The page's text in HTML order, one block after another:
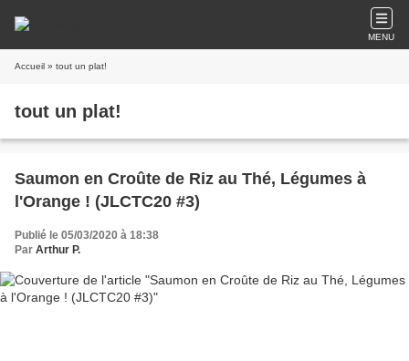
MENU
Accueil » tout un plat!
tout un plat!
Saumon en Croûte de Riz au Thé, Légumes à
l'Orange ! (JLCTC20 #3)
Publié le 05/03/2020 à 18:38
Par Arthur P.